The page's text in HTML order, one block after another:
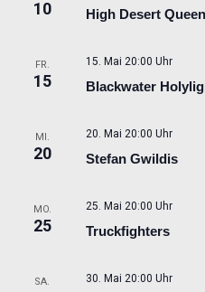
10 High Desert
FR.
15 Blackwater
15. Mai 20:00 Uhr
MI.
20 Stefan Gwildis
20. Mai 20:00 Uhr
MO.
25 Truckfighters
25. Mai 20:00 Uhr
SA. 30. Mai 20:00 Uhr